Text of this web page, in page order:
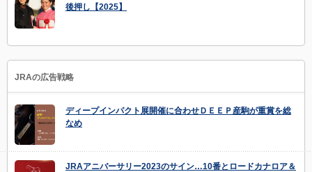
後押し【2025】
JRAの広告戦略
ディープインパクト展開催に合わせＤＥＥＰ産駒が重賞を総
なめ
JRAアニバーサリー2023のサイン…10番とロードカナロア＆